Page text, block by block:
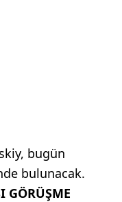
bugün
bulunacak.
GÖRÜŞME